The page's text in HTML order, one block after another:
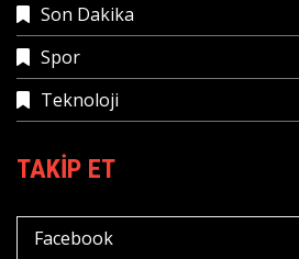
Son Dakika
Spor
Teknoloji
TAKIP ET
Facebook